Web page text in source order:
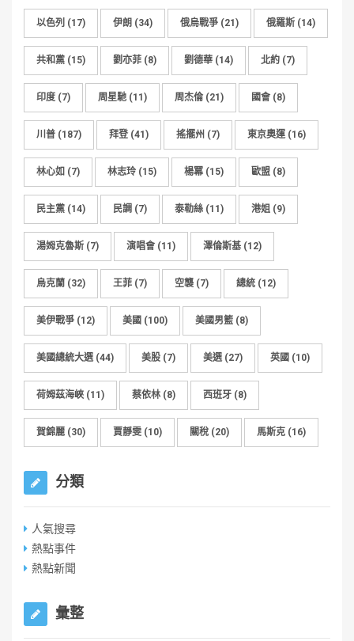
以色列 (17) 伊朗 (34) 俄烏戰爭 (21) 俄羅斯 (14)
共和黨 (15) 劉亦菲 (8) 劉德華 (14) 北約 (7)
印度 (7) 周星馳 (11) 周杰倫 (21) 國會 (8)
川普 (187) 拜登 (41) 搖擺州 (7) 東京奧運 (16)
林心如 (7) 林志玲 (15) 楊冪 (15) 歐盟 (8)
民主黨 (14) 民調 (7) 泰勒絲 (11) 港姐 (9)
湯姆克魯斯 (7) 演唱會 (11) 澤倫斯基 (12)
烏克蘭 (32) 王菲 (7) 空襲 (7) 總統 (12)
美伊戰爭 (12) 美國 (100) 美國男籃 (8)
美國總統大選 (44) 美股 (7) 美選 (27) 英國 (10)
荷姆茲海峽 (11) 蔡依林 (8) 西班牙 (8)
賀錦麗 (30) 賈靜雯 (10) 關稅 (20) 馬斯克 (16)
分類
人氣搜尋
熱點事件
熱點新聞
彙整